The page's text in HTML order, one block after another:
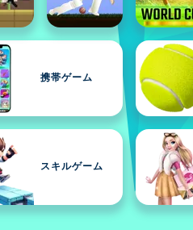
携帯ゲーム
スキルゲーム